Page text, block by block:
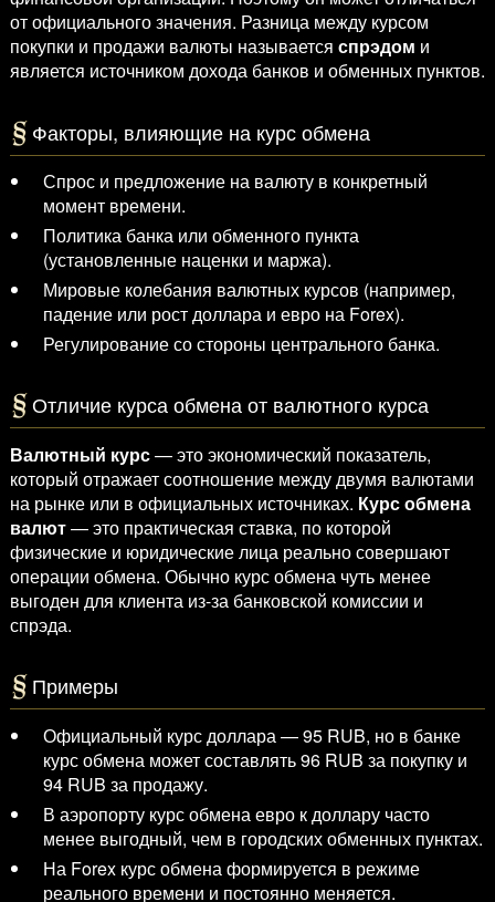
от официального значения. Разница между курсом
покупки и продажи валюты называется спрэдом и
является источником дохода банков и обменных пунктов.
Факторы, влияющие на курс обмена
Спрос и предложение на валюту в конкретный
момент времени.
Политика банка или обменного пункта
(установленные наценки и маржа).
Мировые колебания валютных курсов (например,
падение или рост доллара и евро на Forex).
Регулирование со стороны центрального банка.
Отличие курса обмена от валютного курса
Валютный курс— это экономический показатель,
который отражает соотношение между двумя валютами
на рынке или в официальных источниках. Курс обмена
валют— это практическая ставка, по которой
физические и юридические лица реально совершают
операции обмена. Обычно курс обмена чуть менее
выгоден для клиента из-за банковской комиссии и
спрэда.
Примеры
Официальный курс доллара — 95 RUB, но в банке
курс обмена может составлять 96 RUB за покупку и
94 RUB за продажу.
В аэропорту курс обмена евро к доллару часто
менее выгодный, чем в городских обменных пунктах.
На Forex курс обмена формируется в режиме
реального времени и постоянно меняется.